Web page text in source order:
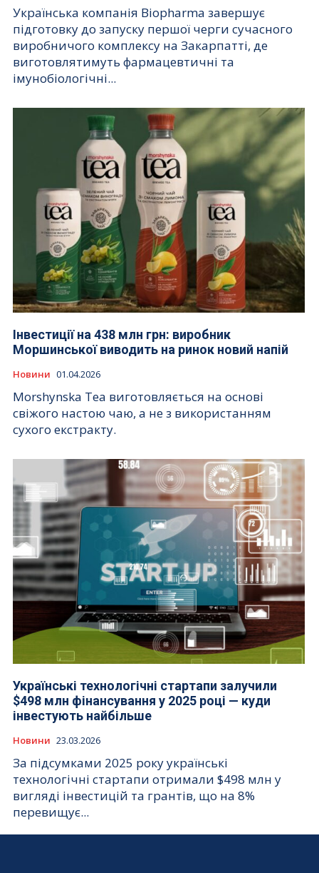
Українська компанія Biopharma завершує
підготовку до запуску першої черги сучасного
виробничого комплексу на Закарпатті, де
виготовлятимуть фармацевтичні та
імунобіологічні...
Інвестиції на 438 млн грн: виробник
Моршинської виводить на ринок новий напій
Новини 01.04.2026
Morshynska Tea виготовляється на основі
свіжого настою чаю, а не з використанням
сухого екстракту.
Українські технологічні стартапи залучили
$498 млн фінансування у 2025 році — куди
інвестують найбільше
Новини 23.03.2026
За підсумками 2025 року українські
технологічні стартапи отримали $498 млн у
вигляді інвестицій та грантів, що на 8%
перевищує...